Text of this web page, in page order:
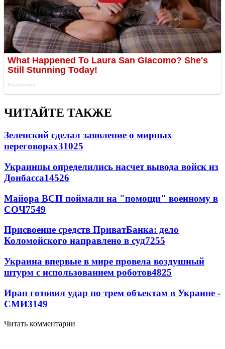
ЧИТАЙТЕ ТАКЖЕ
Зеленский сделал заявление о мирных
переговорах31025
Украинцы определились насчет вывода войск из
Донбасса14526
Майора ВСП поймали на "помощи" военному в
СОЧ7549
Присвоение средств ПриватБанка: дело
Коломойского направлено в суд7255
Украина впервые в мире провела воздушный
штурм с использованием роботов4825
Иран готовил удар по трем объектам в Украине -
СМИ3149
Читать комментарии